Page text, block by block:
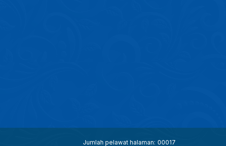
Jumlah pelawat halaman: 00017